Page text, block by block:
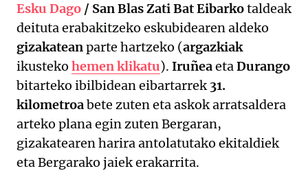
Esku Dago / San Blas Zati Bat Eibarkotaldeak
deituta erabakitzeko eskubidearen aldeko
gizakateanparte hartzeko (argazkiak
ikusteko hemen klikatu). IruñeaetaDurango
bitarteko ibilbidean eibartarrek31.
kilometroabete zuten eta askok arratsaldera
arteko plana egin zuten Bergaran,
gizakatearen harira antolatutako ekitaldiek
eta Bergarako jaiek erakarrita.